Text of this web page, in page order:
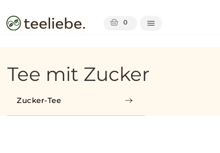
0
Tee mit Zucker
Zucker-Tee